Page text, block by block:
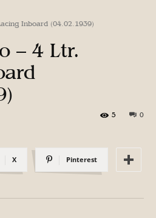
Inboard (04.02.1939)
– 4 Ltr.
0
5
X Pinterest